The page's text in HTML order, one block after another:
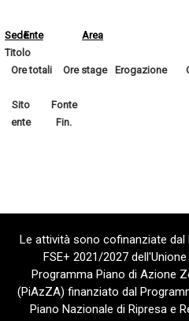
SedeEnte
Area
Titolo
Ore totali
Ore stage Erogazione
Sito
ente
Fonte
Fin.
Le attività sono cofinanziate dal
FSE+ 2021/2027
Programma Piano di Azione
(PiAzZA) finanziato dal
Piano Nazionale di Ripresa e